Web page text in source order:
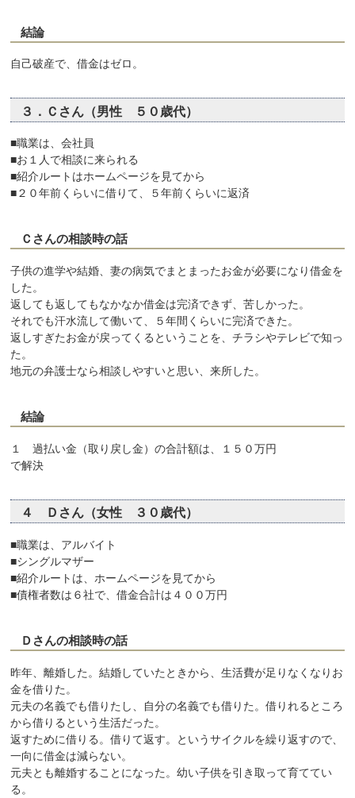
結論
自己破産で、借金はゼロ。
３．Ｃさん（男性 ５０歳代）
■職業は、会社員
■お１人で相談に来られる
■紹介ルートはホームページを見てから
■２０年前くらいに借りて、５年前くらいに返済
Ｃさんの相談時の話
子供の進学や結婚、妻の病気でまとまったお金が必要になり借金を
した。
返しても返してもなかなか借金は完済できず、苦しかった。
それでも汗水流して働いて、５年間くらいに完済できた。
返しすぎたお金が戻ってくるということを、チラシやテレビで知っ
た。
地元の弁護士なら相談しやすいと思い、来所した。
結論
１ 過払い金（取り戻し金）の合計額は、１５０万円
で解決
４ Ｄさん（女性 ３０歳代）
■職業は、アルバイト
■シングルマザー
■紹介ルートは、ホームページを見てから
■債権者数は６社で、借金合計は４００万円
Ｄさんの相談時の話
昨年、離婚した。結婚していたときから、生活費が足りなくなりお
金を借りた。
元夫の名義でも借りたし、自分の名義でも借りた。借りれるところ
から借りるという生活だった。
返すために借りる。借りて返す。というサイクルを繰り返すので、
一向に借金は減らない。
元夫とも離婚することになった。幼い子供を引き取って育ててい
る。